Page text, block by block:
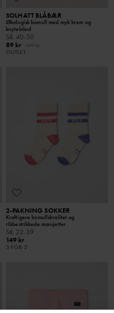
SOLHATT BLÅBÆR
Økologisk bomull med myk brem og
knytebånd
Stl: 40-50
89 kr
OUTLET
2-PAKNING SOKKER
Kraftigere bomullskvalitet og
ribbestrikkede mansjetter
Stl: 22-39
149 kr
3 FOR 2